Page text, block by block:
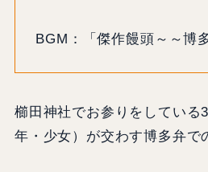
BGM：「傑作饅頭～～博
櫛田神社でお参りをしている
年・少女）が交わす博多弁で